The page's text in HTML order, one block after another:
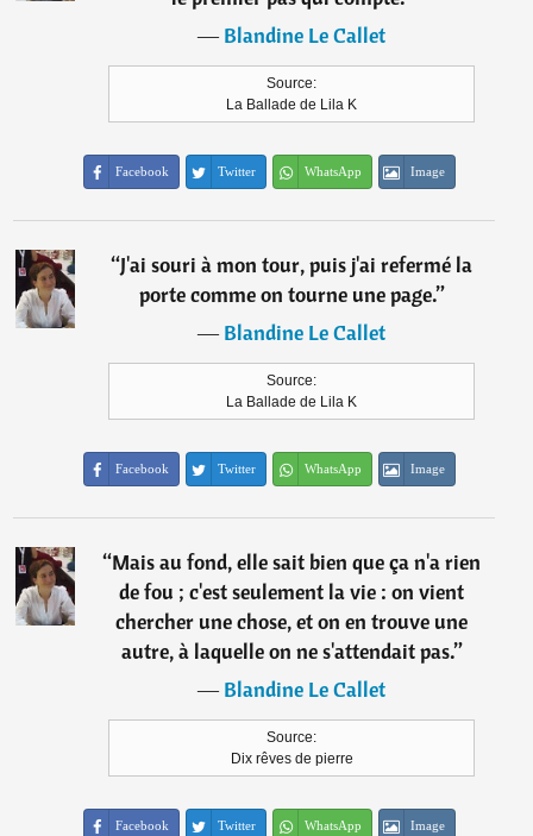
―Blandine Le Callet
Source:
La Ballade de Lila K
Facebook Twitter WhatsApp Image
“J'ai souri à mon tour, puis j'ai refermé la
porte comme on tourne une page.”
―Blandine Le Callet
Source:
La Ballade de Lila K
Facebook Twitter WhatsApp Image
“Mais au fond, elle sait bien que ça n'a rien
de fou ; c'est seulement la vie : on vient
chercher une chose, et on en trouve une
autre, à laquelle on ne s'attendait pas.”
―Blandine Le Callet
Source:
Dix rêves de pierre
Facebook Twitter WhatsApp Image